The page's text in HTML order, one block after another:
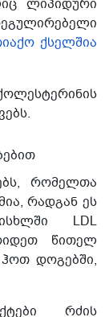
ლიპიდური
ქსელშია
რომელთა
რადგან ეს
LDL
წითელ
დოგებში,
რძის